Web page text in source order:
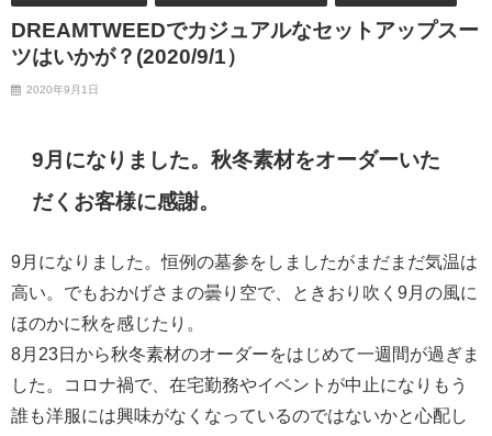
DREAMTWEEDでカジュアルなセットアップスー
ツはいかが？(2020/9/1）
2020年9月1日
9月になりました。秋冬素材をオーダーいた
だくお客様に感謝。
9月になりました。恒例の墓参をしましたがまだまだ気温は
高い。でもおかげさまの曇り空で、ときおり吹く9月の風に
ほのかに秋を感じたり。
8月23日から秋冬素材のオーダーをはじめて一週間が過ぎま
した。コロナ禍で、在宅勤務やイベントが中止になりもう
誰も洋服には興味がなくなっているのではないかと心配し